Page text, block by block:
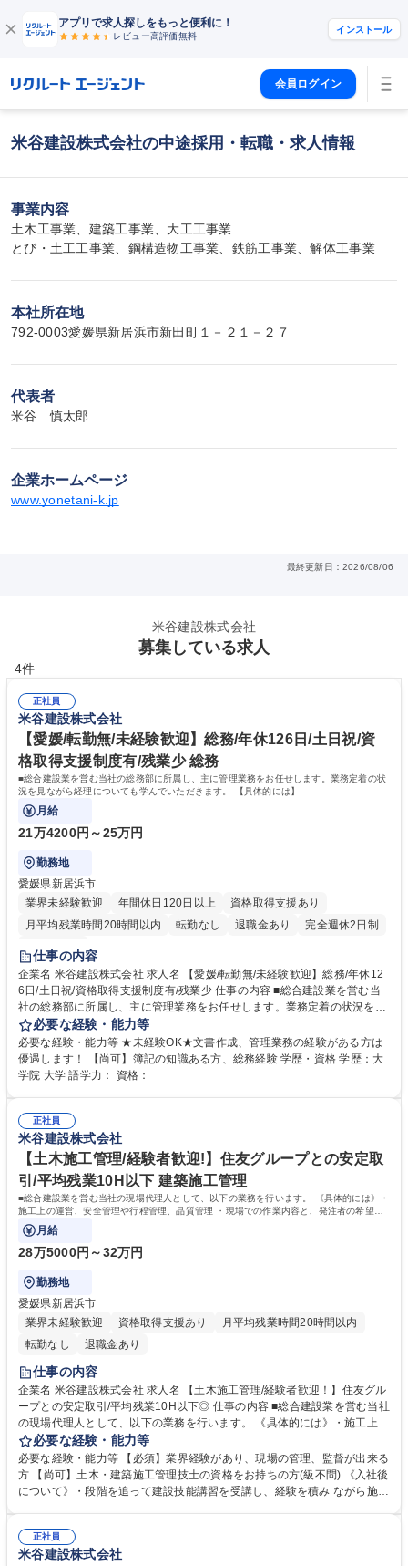
アプリで求人探しをもっと便利に！
レビュー高評価無料
インストール
会員ログイン
米谷建設株式会社の中途採用・転職・求人情報
事業内容
土木工事業、建築工事業、大工工事業
とび・土工工事業、鋼構造物工事業、鉄筋工事業、解体工事業
本社所在地
792-0003愛媛県新居浜市新田町１－２１－２７
代表者
米谷　慎太郎
企業ホームページ
www.yonetani-k.jp
最終更新日：2026/08/06
米谷建設株式会社
募集している求人
4件
正社員
米谷建設株式会社
【愛媛/転勤無/未経験歓迎】総務/年休126日/土日祝/資
格取得支援制度有/残業少 総務
■総合建設業を営む当社の総務部に所属し、主に管理業務をお任せします。業務定着の状
況を見ながら経理についても学んでいただきます。 【具体的には】
月給
21万4200円～25万円
勤務地
愛媛県新居浜市
業界未経験歓迎
年間休日120日以上
資格取得支援あり
月平均残業時間20時間以内
転勤なし 退職金あり
完全週休2日制
土日祝休み
仕事の内容
企業名 米谷建設株式会社 求人名 【愛媛/転勤無/未経験歓迎】総務/年休12
6日/土日祝/資格取得支援制度有/残業少 仕事の内容 ■総合建設業を営む当
社の総務部に所属し、主に管理業務をお任せします。業務定着の状況を見
ながら経理についても学んでいただきます。 【具体的には】 ◆総務：文
書管理、通門証の管理、安全衛生管理等の現場のサポート、契約書の作成
等 【将来的には】 ◆経理：伝票処理や経費精算、決算報告書の作成等
《募集背景》 組織の高齢化に伴う増員、 募集職種 【愛媛/転勤無/未経験歓
必要な経験・能力等
必要な経験・能力等 ★未経験OK★文書作成、管理業務の経験がある方は
優遇します！ 【尚可】簿記の知識ある方、総務経験 学歴・資格 学歴：大
学院 大学 語学力： 資格：
正社員
米谷建設株式会社
【土木施工管理/経験者歓迎!】住友グループとの安定取
引/平均残業10H以下 建築施工管理
■総合建設業を営む当社の現場代理人として、以下の業務を行います。 《具体的には》・
施工上の運営、安全管理や行程管理、品質管理 ・現場での作業内容と、発注者の希望の
擦りあわせ
月給
28万5000円～32万円
勤務地
愛媛県新居浜市
業界未経験歓迎
資格取得支援あり
月平均残業時間20時間以内
転勤なし
退職金あり
仕事の内容
企業名 米谷建設株式会社 求人名 【土木施工管理/経験者歓迎！】住友グル
ープとの安定取引/平均残業10H以下◎ 仕事の内容 ■総合建設業を営む当社
の現場代理人として、以下の業務を行います。 《具体的には》・施工上の
運営、安全管理や行程管理、品質管理 ・現場での作業内容と、発注者の希
望の擦りあわせ ・現場作業員への指示出し、安全面の注意や改善策の提案
・現場作業員からあがる質問への対応 ・工事開始時の近隣への挨拶 など
《募集背景》・既存取引先の維持継続と、「攻めの経営」を実践する為、
歓迎！】住友グループとの安定取引/平均残業10H以下◎
必要な経験・能力等
必要な経験・能力等 【必須】業界経験があり、現場の管理、監督が出来る
方 【尚可】土木・建築施工管理技士の資格をお持ちの方(級不問) 《入社後
について》・段階を追って建設技能講習を受講し、経験を積み ながら施工
及び職人など、 人と接する機会が多い為、コミュニケーション能力を発揮
できます。 ・現場管理の台帳やお客様や下請け業者とのやり取りではPC
正社員
米谷建設株式会社